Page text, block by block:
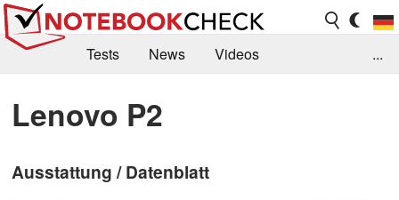
Tests News
Videos
Kaufberatung
Deals
Forum
...
Lenovo P2
Ausstattung / Datenblatt